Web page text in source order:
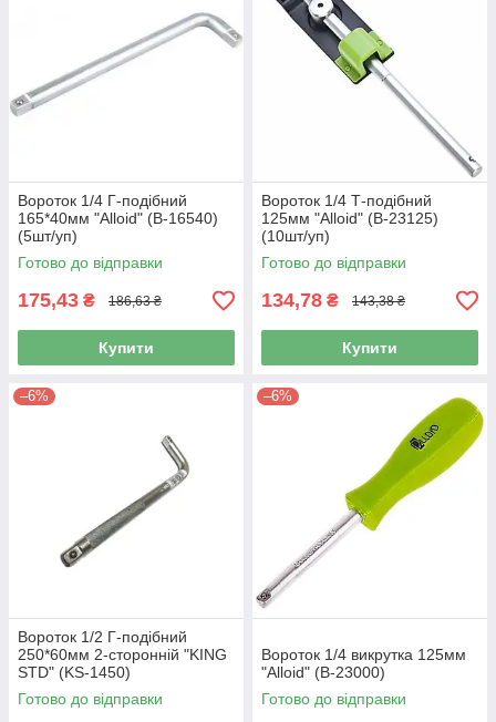
Вороток 1/4 Г-подібний
165*40мм "Alloid" (В-16540)
(5шт/уп)
Готово до відправки
175,43 ₴ 186,63 ₴
Купити
Вороток 1/4 Т-подібний
125мм "Alloid" (В-23125)
(10шт/уп)
Готово до відправки
134,78 ₴ 143,38 ₴
Купити
–6%
Вороток 1/2 Г-подібний
250*60мм 2-сторонній "KING
STD" (KS-1450)
Готово до відправки
–6%
Вороток 1/4 викрутка 125мм
"Alloid" (В-23000)
Готово до відправки